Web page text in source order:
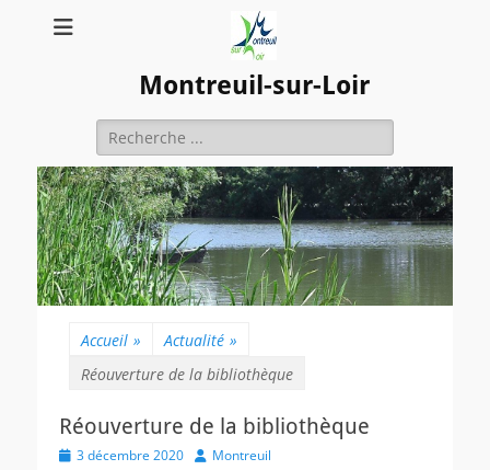
Montreuil-sur-Loir
Rechercher :
Accueil » Actualité »
Réouverture de la bibliothèque
Réouverture de la bibliothèque
Posted
3 décembre 2020 AuthorMontreuil